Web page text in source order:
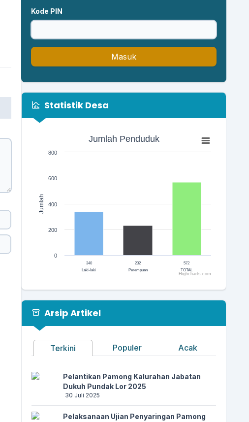
Kode PIN
Masuk
Statistik Desa
Jumlah Penduduk
Jumlah
Jumlah Penduduk
340
Laki-laki
232
Perempuan
572
TOTAL
0
200
400
600
800
Highcharts.com
Arsip Artikel
Terkini Populer Acak
Pelantikan Pamong Kalurahan Jabatan
Dukuh Pundak Lor 2025
30 Juli 2025
Pelaksanaan Ujian Penyaringan Pamong